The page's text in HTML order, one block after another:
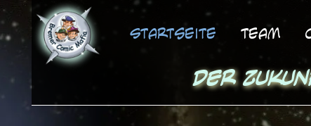
Startseite Team
Der